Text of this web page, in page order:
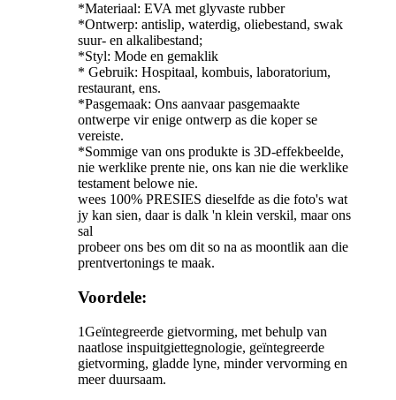
*Materiaal: EVA met glyvaste rubber
*Ontwerp: antislip, waterdig, oliebestand, swak
suur- en alkalibestand;
*Styl: Mode en gemaklik
* Gebruik: Hospitaal, kombuis, laboratorium,
restaurant, ens.
*Pasgemaak: Ons aanvaar pasgemaakte
ontwerpe vir enige ontwerp as die koper se
vereiste.
*Sommige van ons produkte is 3D-effekbeelde,
nie werklike prente nie, ons kan nie die werklike
testament belowe nie.
wees 100% PRESIES dieselfde as die foto's wat
jy kan sien, daar is dalk 'n klein verskil, maar ons
sal
probeer ons bes om dit so na as moontlik aan die
prentvertonings te maak.
Voordele:
1Geïntegreerde gietvorming, met behulp van
naatlose inspuitgiettegnologie, geïntegreerde
gietvorming, gladde lyne, minder vervorming en
meer duursaam.